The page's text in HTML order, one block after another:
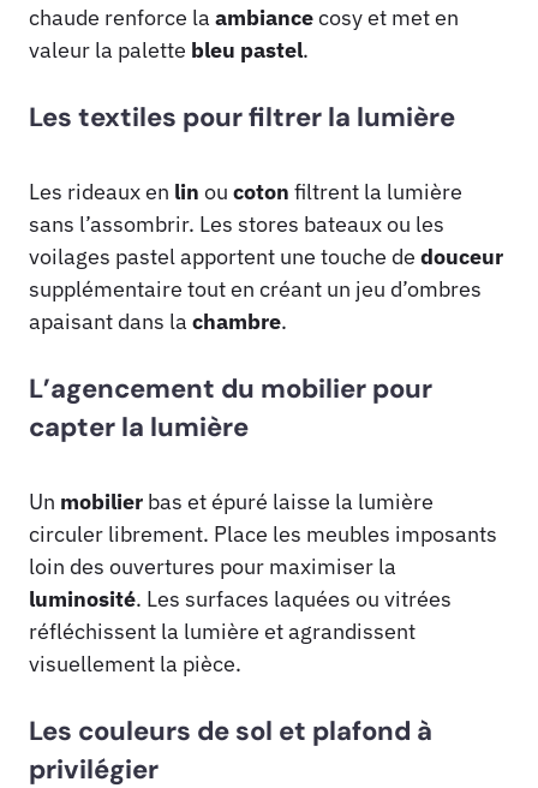
chaude renforce la ambiancecosy et met en
valeur la palette bleu pastel.
Les textiles pour filtrer la lumière
Les rideaux en lin ou coton filtrent la lumière
sans l’assombrir. Les stores bateaux ou les
voilages pastel apportent une touche de douceur
supplémentaire tout en créant un jeu d’ombres
apaisant dans la chambre.
L’agencement du mobilier pour
capter la lumière
Un mobilier bas et épuré laisse la lumière
circuler librement. Place les meubles imposants
loin des ouvertures pour maximiser la
luminosité. Les surfaces laquées ou vitrées
réfléchissent la lumière et agrandissent
visuellement la pièce.
Les couleurs de sol et plafond à
privilégier